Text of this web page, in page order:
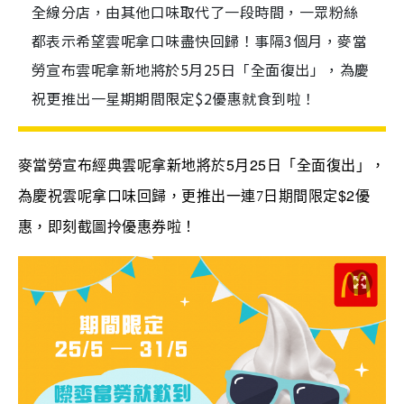
全線分店，由其他口味取代了一段時間，一眾粉絲
都表示希望雲呢拿口味盡快回歸！事隔3個月，麥當
勞宣布雲呢拿新地將於5月25日「全面復出」，為慶
祝更推出一星期期間限定$2優惠就食到啦！
麥當勞宣布經典雲呢拿新地將於5月 25 日「全面復出」，
為慶祝雲呢拿口味回歸，更推出一連7日期間限定$2優
惠，即刻截圖拎優惠券啦！